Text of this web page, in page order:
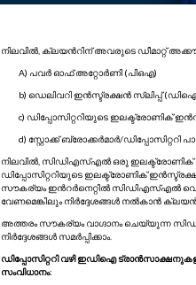
നിലവിൽ, ക്ലയന്‍റിന് അവരുടെ ഡീമാറ്റ്
A) പവർ ഓഫ് അറ്റോർണി (പിഒഎ)
b) ഡെലിവറി ഇൻസ്ട്രക്ഷൻ സ്ലിപ്പ്
c) ഡിപ്പോസിറ്ററിയുടെ ഇലക്ട്രോണിക്
d) സ്റ്റോക്ക് ബ്രോക്കർമാർ/
നിലവിൽ, സിഡിഎസ്എൽ ഒരു ഇലക്ട്രോണിക്
ഡിപ്പോസിറ്ററിയുടെ ഇലക്ട്രോണിക്
സൗകര്യം ഇന്‍റർനെറ്റിൽ സിഡിഎസ്എൽ
വേണമെങ്കിലും നിർദ്ദേശങ്ങൾ നൽകാൻ
അത്തരം സൗകര്യം വാഗ്ദാനം ചെയ്യുന്ന
നിർദ്ദേശങ്ങൾ സമർപ്പിക്കാം.
ഡിപ്പോസിറ്ററി വഴി ഇഡിഐ
സംവിധാനം: